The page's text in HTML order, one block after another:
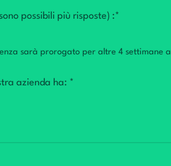
possibili più risposte) :*
sarà prorogato per altre 4 settimane a
azienda ha: *